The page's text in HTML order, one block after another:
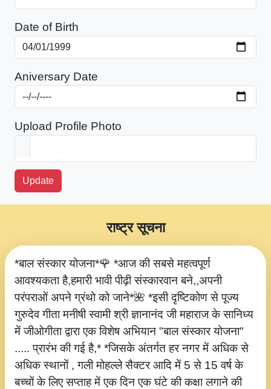
Date of Birth
Aniversary Date
Upload Profile Photo
Update
*बाल संस्कार योजना*🌹 *आज की सबसे महत्वपूर्ण
आवश्यकता है,हमारी भावी पीढ़ी संस्कारवान बने,,अपनी
परंपराओं अपने ग्रंथो को जाने*🌺 *इसी दृष्टिकोण से पूज्य
गुरुदेव गीता मनीषी स्वामी श्री ज्ञानानंद जी महाराज के सानिध्य
में जीओगीता द्वारा एक विशेष अभियान "बाल संस्कार योजना"
..... प्रारंभ की गई है,* *जिसके अंतर्गत हर नगर में अधिक से
अधिक स्थानों , गली मोहल्ले सैक्टर आदि में 5 से 15 वर्ष के
बच्चों के लिए सप्ताह में एक दिन एक घंटे की कक्षा लगाने की
राष्ट्र सूचना